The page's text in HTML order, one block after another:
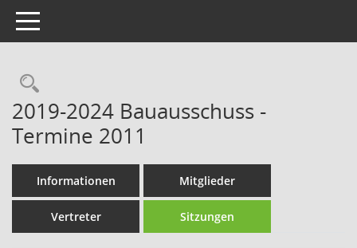
Toggle navigation
Rechercheauswahl
2019-2024 Bauausschuss -
Termine 2011
Informationen Mitglieder
Vertreter Sitzungen